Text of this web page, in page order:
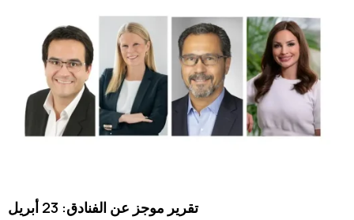
تقرير موجز عن الفنادق: 23 أبريل